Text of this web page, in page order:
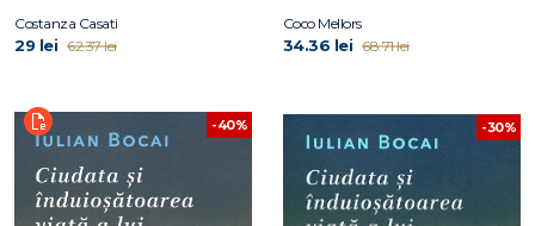
Costanza Casati
29 lei 62.37 lei
Coco Mellors
34.36 lei 68.71 lei
-40% -30%